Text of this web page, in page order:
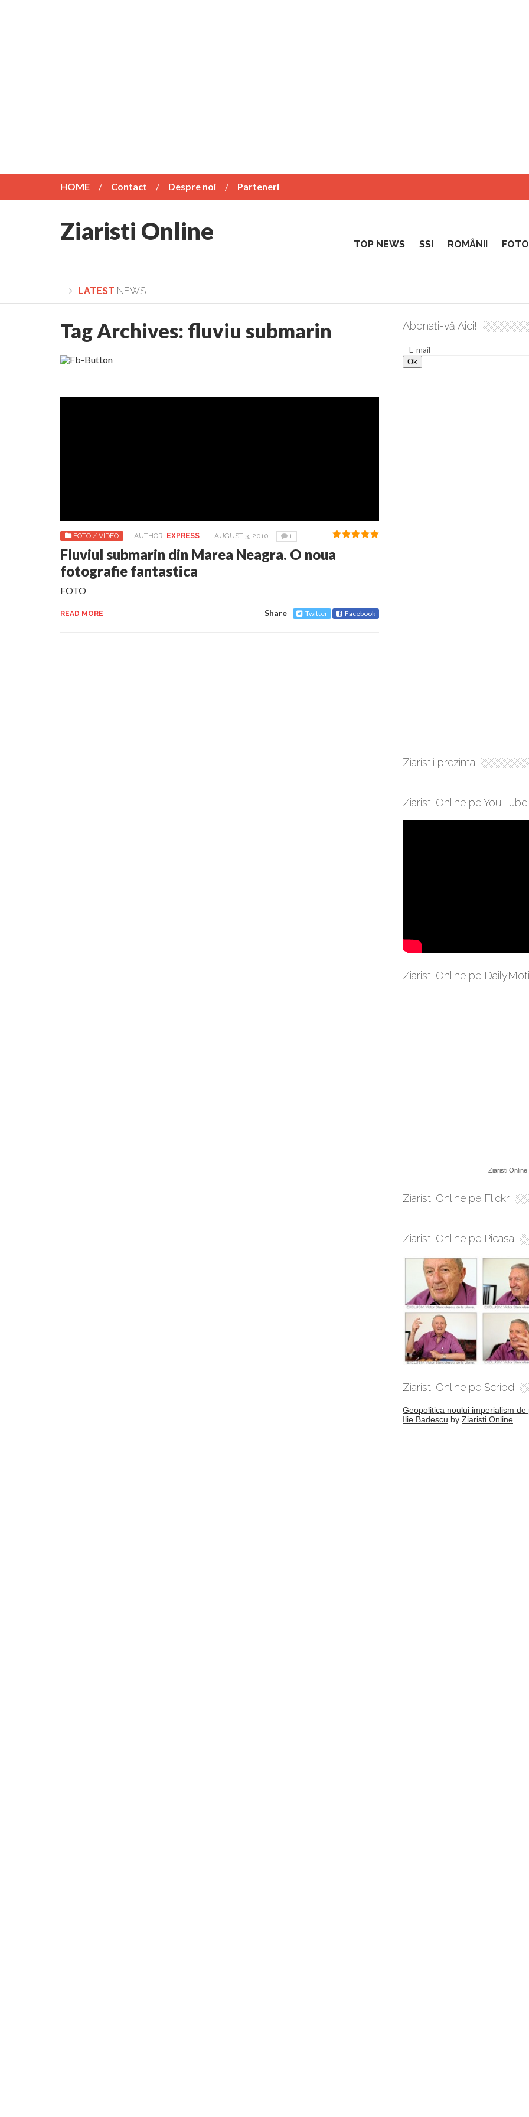
HOME Contact Despre noi Parteneri
Ziaristi Online TOP NEWS SSI ROMÂNII
LATEST NEWS
Lepădarea de sine și urmarea lui Hristos. Calea spre desăvârșire. Gând de duminică de Elena Solunca Moise
Tag Archives: fluviu submarin
FOTO / VIDEO AUTHOR: EXPRESS - AUGUST 3, 2010 1
Fluviul submarin din Marea Neagra. O noua
fotografie fantastica
FOTO
READ MORE Share Twitter Facebook
Abonați-vă Aici!
Ziaristii prezinta
Ziaristi Online pe You Tube
Ziaristi Online pe
Ziaristi Online
Ziaristi Online pe Flickr
Ziaristi Online pe Picasa
Ziaristi Online pe Scribd
Geopolitica noului imperialism de
Ilie Badescu by Ziaristi Online